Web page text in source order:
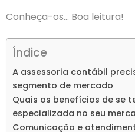
Conheça-os… Boa leitura!
Índice
A assessoria contábil
segmento de mercado
Quais os benefícios de se
especializada no seu
Comunicação e